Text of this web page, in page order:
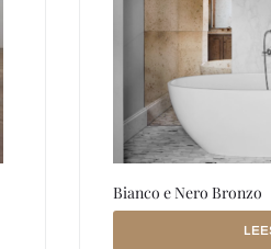
Bianco e Nero Bronzo